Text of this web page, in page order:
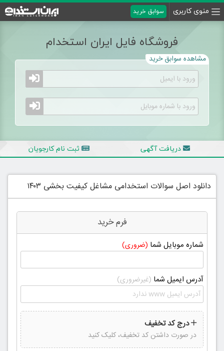
منوی کاربری سوابق خرید
فروشگاه فایل ایران استخدام
مشاهده سوابق خرید
دریافت آگهی ثبت نام کارجویان
دانلود اصل سوالات استخدامی مشاغل کیفیت بخشی ۱۴۰۳
فرم خرید
شماره موبایل شما (ضروری)
آدرس ایمیل شما (غیرضروری)
درج کد تخفیف
در صورت داشتن کد تخفیف، کلیک کنید